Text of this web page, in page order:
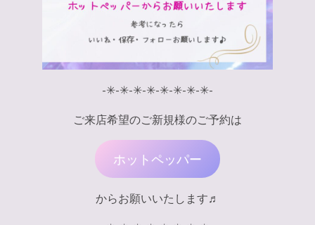
-✳︎-✳︎-✳︎-✳︎-✳︎-✳︎-✳︎-✳︎-
ご来店希望のご新規様のご予約は
ホットペッパー
からお願いいたします♬